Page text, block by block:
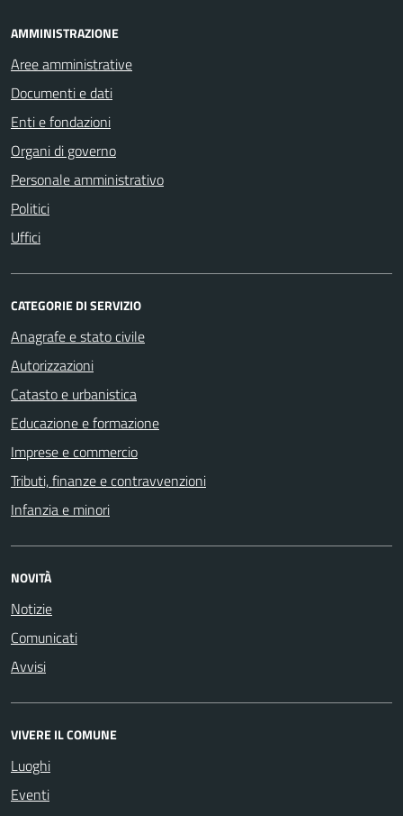
AMMINISTRAZIONE
Aree amministrative
Documenti e dati
Enti e fondazioni
Organi di governo
Personale amministrativo
Politici
Uffici
CATEGORIE DI SERVIZIO
Anagrafe e stato civile
Autorizzazioni
Catasto e urbanistica
Educazione e formazione
Imprese e commercio
Tributi, finanze e contravvenzioni
Infanzia e minori
NOVITÀ
Notizie
Comunicati
Avvisi
VIVERE IL COMUNE
Luoghi
Eventi